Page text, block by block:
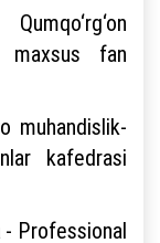
maxsus fan
muhandislik-
kafedrasi
- Professional